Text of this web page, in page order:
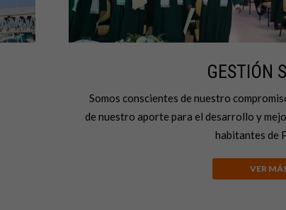
GESTIÓN
Somos conscientes de nuestro
de nuestro aporte para el desarrollo y
habitantes de
VER